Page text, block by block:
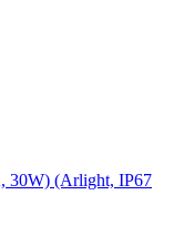
30W) (Arlight, IP67